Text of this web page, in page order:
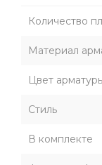
Количество
Материал
Цвет
Стиль
В комплекте